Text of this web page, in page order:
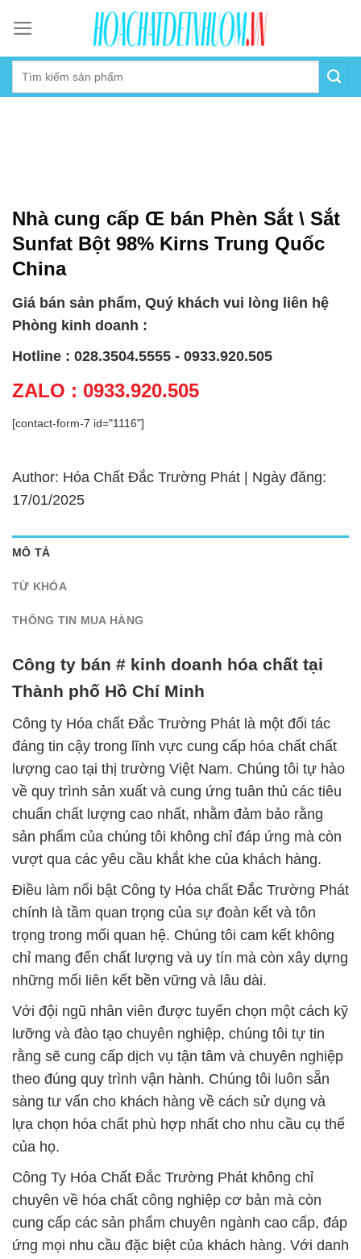
content
Nhà cung cấp Œ bán Phèn Sắt \ Sắt
Sunfat Bột 98% Kirns Trung Quốc
China
Giá bán sản phẩm, Quý khách vui lòng liên hệ
Phòng kinh doanh :
Hotline : 028.3504.5555 - 0933.920.505
ZALO : 0933.920.505
[contact-form-7 id="1116"]
Author: Hóa Chất Đắc Trường Phát | Ngày đăng:
17/01/2025
MÔ TẢ
TỪ KHÓA
THÔNG TIN MUA HÀNG
Công ty bán # kinh doanh hóa chất tại
Thành phố Hồ Chí Minh
Công ty Hóa chất Đắc Trường Phát là một đối tác
đáng tin cậy trong lĩnh vực cung cấp hóa chất chất
lượng cao tại thị trường Việt Nam. Chúng tôi tự hào
về quy trình sản xuất và cung ứng tuân thủ các tiêu
chuẩn chất lượng cao nhất, nhằm đảm bảo rằng
sản phẩm của chúng tôi không chỉ đáp ứng mà còn
vượt qua các yêu cầu khắt khe của khách hàng.
Điều làm nổi bật Công ty Hóa chất Đắc Trường Phát
chính là tầm quan trọng của sự đoàn kết và tôn
trọng trong mối quan hệ. Chúng tôi cam kết không
chỉ mang đến chất lượng và uy tín mà còn xây dựng
những mối liên kết bền vững và lâu dài.
Với đội ngũ nhân viên được tuyển chọn một cách kỹ
lưỡng và đào tạo chuyên nghiệp, chúng tôi tự tin
rằng sẽ cung cấp dịch vụ tận tâm và chuyên nghiệp
theo đúng quy trình vận hành. Chúng tôi luôn sẵn
sàng tư vấn cho khách hàng về cách sử dụng và
lựa chọn hóa chất phù hợp nhất cho nhu cầu cụ thể
của họ.
Công Ty Hóa Chất Đắc Trường Phát không chỉ
chuyên về hóa chất công nghiệp cơ bản mà còn
cung cấp các sản phẩm chuyên ngành cao cấp, đáp
ứng mọi nhu cầu đặc biệt của khách hàng. Với danh